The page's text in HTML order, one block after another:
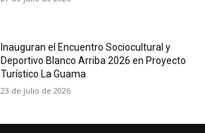
Inauguran el Encuentro Sociocultural y
Deportivo Blanco Arriba 2026 en Proyecto
Turístico La Guama
23 de julio de 2026